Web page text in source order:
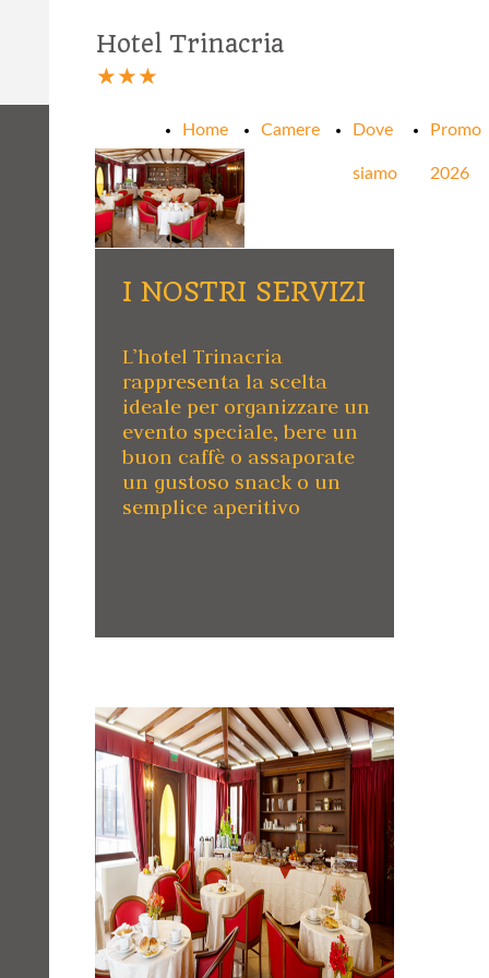
Hotel Trinacria
★★★
Home Camere Dove
siamo
Promo
2026
I NOSTRI SERVIZI
L’hotel Trinacria
rappresenta la scelta
ideale per organizzare un
evento speciale, bere un
buon caffè o assaporate
un gustoso snack o un
semplice aperitivo